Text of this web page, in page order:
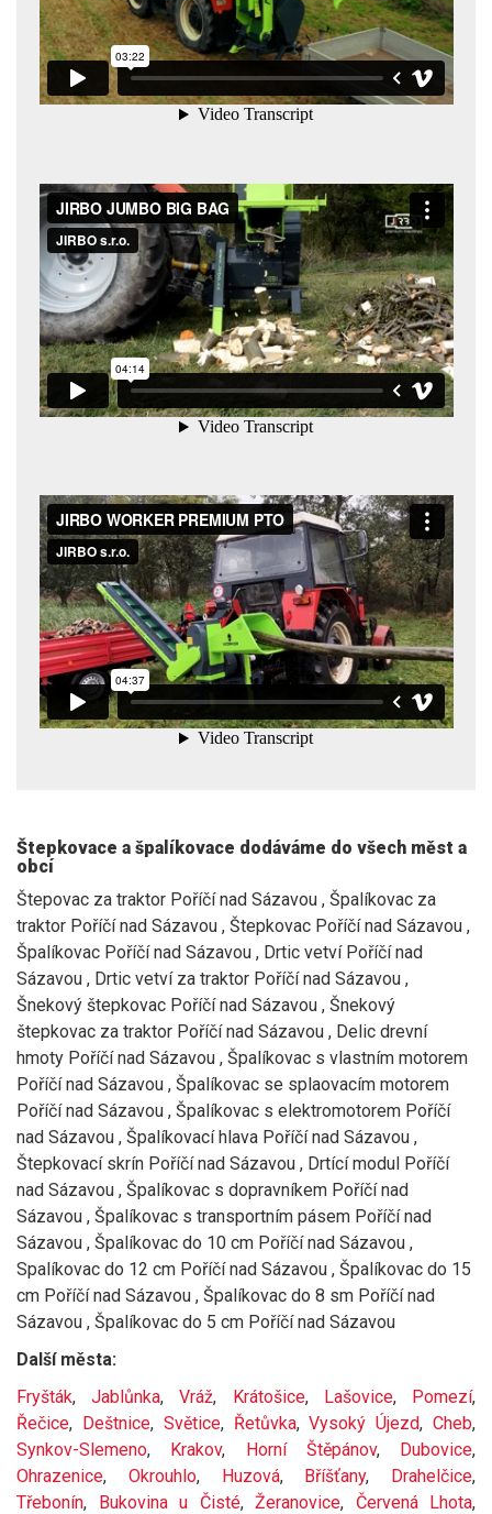
Štepkovace a špalíkovace dodáváme do všech měst a
obcí
Štepovac za traktor Poříčí nad Sázavou , Špalíkovac za
traktor Poříčí nad Sázavou , Štepkovac Poříčí nad Sázavou ,
Špalíkovac Poříčí nad Sázavou , Drtic vetví Poříčí nad
Sázavou , Drtic vetví za traktor Poříčí nad Sázavou ,
Šnekový štepkovac Poříčí nad Sázavou , Šnekový
štepkovac za traktor Poříčí nad Sázavou , Delic drevní
hmoty Poříčí nad Sázavou , Špalíkovac s vlastním motorem
Poříčí nad Sázavou , Špalíkovac se splaovacím motorem
Poříčí nad Sázavou , Špalíkovac s elektromotorem Poříčí
nad Sázavou , Špalíkovací hlava Poříčí nad Sázavou ,
Štepkovací skrín Poříčí nad Sázavou , Drtící modul Poříčí
nad Sázavou , Špalíkovac s dopravníkem Poříčí nad
Sázavou , Špalíkovac s transportním pásem Poříčí nad
Sázavou , Špalíkovac do 10 cm Poříčí nad Sázavou ,
Spalíkovac do 12 cm Poříčí nad Sázavou , Špalíkovac do 15
cm Poříčí nad Sázavou , Špalíkovac do 8 sm Poříčí nad
Sázavou , Špalíkovac do 5 cm Poříčí nad Sázavou
Další města:
Fryšták,Jablůnka,Vráž, Krátošice, Lašovice, Pomezí,
Řečice, Deštnice, Světice, Řetůvka,Vysoký Újezd,Cheb,
Synkov-Slemeno, Krakov, Horní Štěpánov, Dubovice,
Ohrazenice, Okrouhlo, Huzová, Bříšťany, Drahelčice,
Třebonín, Bukovina u Čisté, Žeranovice, Červená Lhota,